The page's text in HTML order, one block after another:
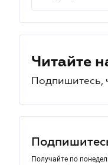
Читайте
Подпишитесь,
Получайте по